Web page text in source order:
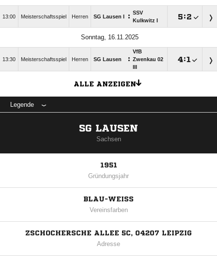
13:00 Meisterschaftsspiel Herren SG Lausen I : SSV
Kulkwitz I
:
Sonntag, 16.11.2025
13:30 Meisterschaftsspiel Herren SG Lausen :
VfB
Zwenkau 02
:
ALLE ANZEIGEN
Legende
SG LAUSEN
Sachsen
1951
Gründungsjahr
BLAU-WEISS
Vereinsfarben
ZSCHOCHERSCHE ALLEE 5C, 04207 LEIPZIG
Adresse